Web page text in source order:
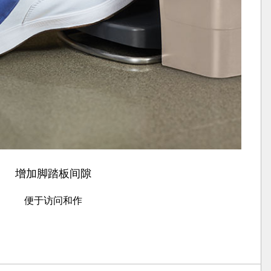
增加脚踏板间隙
便于访问和作